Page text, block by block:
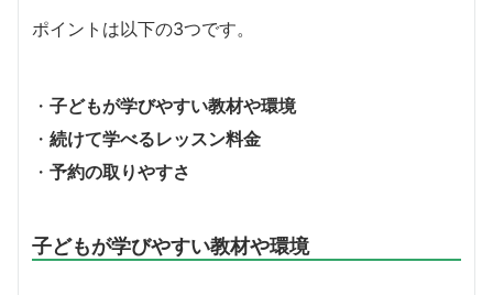
ポイントは以下の3つです。
・ 子どもが学びやすい教材や環境
・ 続けて学べるレッスン料金
・ 予約の取りやすさ
子どもが学びやすい教材や環境